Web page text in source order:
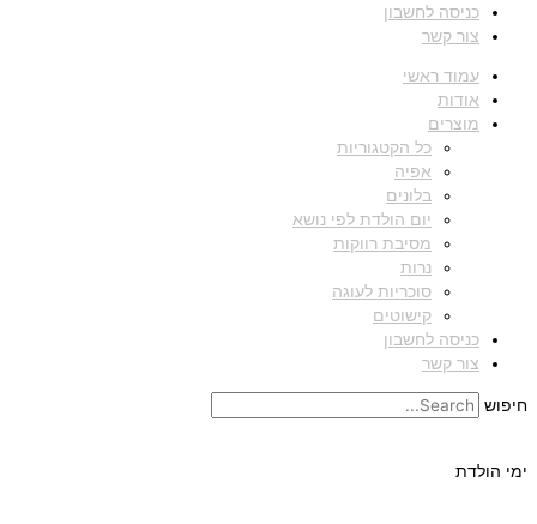
כניסה לחשבון
צור קשר
עמוד ראשי
אודות
מוצרים
כל הקטגוריות
אפיה
בלונים
יום הולדת לפי נושא
מסיבת רווקות
נרות
סוכריות לעוגה
קישוטים
כניסה לחשבון
צור קשר
חיפוש
ימי הולדת